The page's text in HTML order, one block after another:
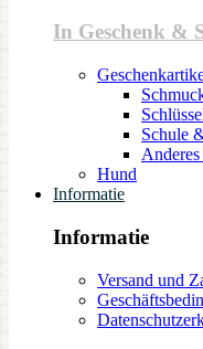
In Geschenk &
Schule
Hund
Informatie
Informatie
Versand und